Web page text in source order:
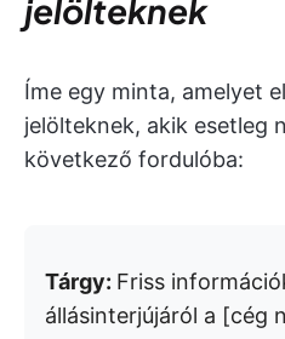
jelölteknek
Íme egy minta, amelyet
jelölteknek, akik esetleg
következő fordulóba:
Tárgy: Friss
állásinterjújáról a [cég